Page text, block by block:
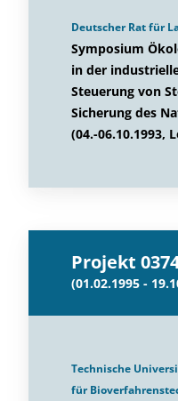
Deutscher Rat für
Symposium
in der
Steuerung von
Sicherung des
(04.-06.10.1993,
Projekt
(01.02.1995 -
Technische
für